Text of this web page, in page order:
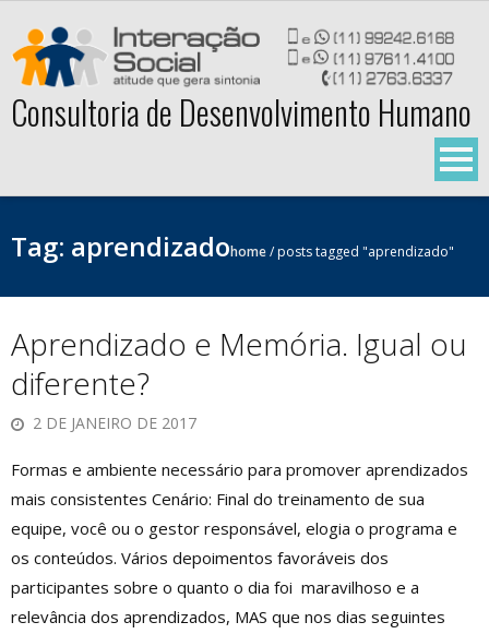
content
Consultoria de Desenvolvimento Humano
Tag: aprendizadohome/posts tagged "aprendizado"
Aprendizado e Memória. Igual ou
diferente?
2 DE JANEIRO DE 2017
Formas e ambiente necessário para promover aprendizados
mais consistentes Cenário: Final do treinamento de sua
equipe, você ou o gestor responsável, elogia o programa e
os conteúdos. Vários depoimentos favoráveis dos
participantes sobre o quanto o dia foi maravilhoso e a
relevância dos aprendizados, MAS que nos dias seguintes